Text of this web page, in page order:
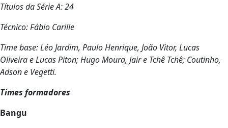
Títulos da Série A: 24
Técnico: Fábio Carille
Time base: Léo Jardim, Paulo Henrique, João Vitor, Lucas
Oliveira e Lucas Piton; Hugo Moura, Jair e Tchê Tchê; Coutinho,
Adson e Vegetti.
Times formadores
Bangu